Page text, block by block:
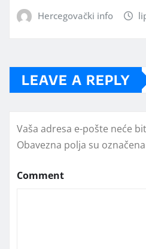
Hercegovački info
LEAVE A REPLY
Vaša adresa e-pošte neće
Obavezna polja su
Comment